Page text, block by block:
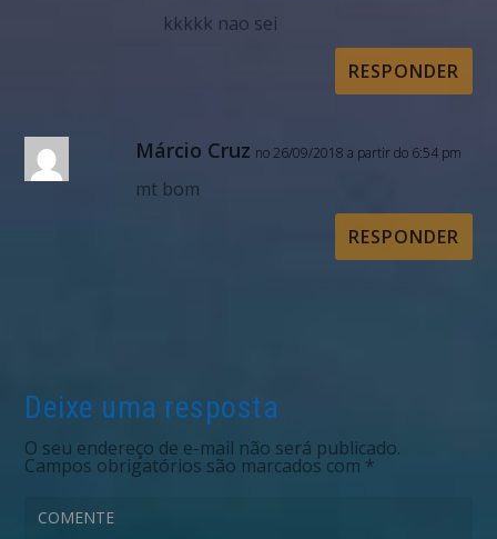
kkkkk nao sei
RESPONDER
Márcio Cruz no 26/09/2018 a partir do 6:54 pm
mt bom
RESPONDER
Deixe uma resposta
O seu endereço de e-mail não será publicado.
Campos obrigatórios são marcados com *